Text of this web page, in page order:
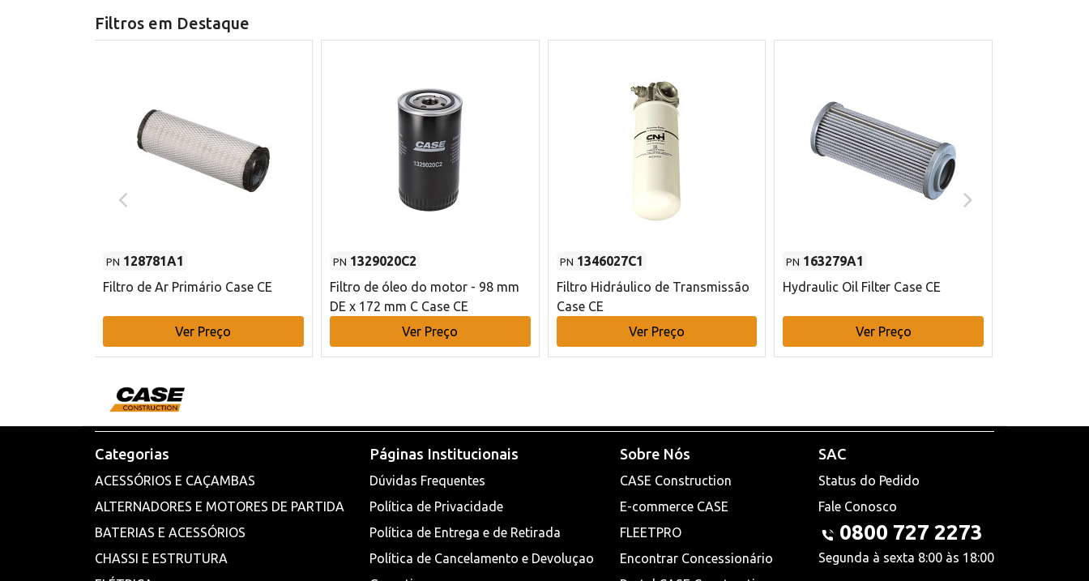
Filtros em Destaque
PN 128781A1
Filtro de Ar Primário Case CE
Ver Preço
PN 1329020C2
Filtro de óleo do motor - 98 mm
DE x 172 mm C Case CE
Ver Preço
PN 1346027C1
Filtro Hidráulico de Transmissão
Case CE
Ver Preço
PN 163279A1
Hydraulic Oil Filter Case CE
Ver Preço
Categorias
ACESSÓRIOS E CAÇAMBAS
ALTERNADORES E MOTORES DE PARTIDA
BATERIAS E ACESSÓRIOS
CHASSI E ESTRUTURA
Páginas Institucionais
Dúvidas Frequentes
Política de Privacidade
Política de Entrega e de Retirada
Política de Cancelamento e Devoluçao
Sobre Nós
CASE Construction
E-commerce CASE
FLEETPRO
Encontrar Concessionário
SAC
Status do Pedido
Fale Conosco
0800 727 2273
Segunda à sexta 8:00 às 18:00